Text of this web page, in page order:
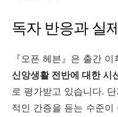
독자 반응과 실
『오픈 헤븐』은 출간
신앙생활 전반에 대한 시
로 평가받고 있습니다.
적인 간증을 듣는 수준이